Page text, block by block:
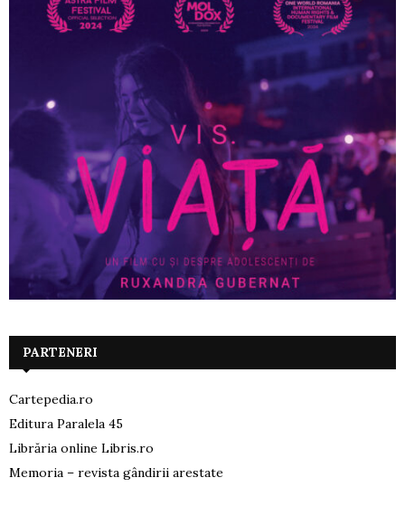
PARTENERI
Cartepedia.ro
Editura Paralela 45
Librăria online Libris.ro
Memoria – revista gândirii arestate